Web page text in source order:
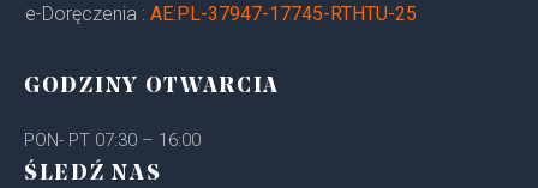
e-Doręczenia : AE:PL-37947-17745-RTHTU-25
GODZINY OTWARCIA
PON- PT 07:30 – 16:00
ŚLEDŹ NAS